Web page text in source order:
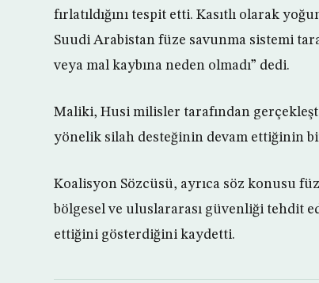
fırlatıldığını tespit etti. Kasıtlı olarak
Suudi Arabistan füze savunma sistemi
veya mal kaybına neden olmadı” dedi.
Maliki, Husi milisler tarafından
yönelik silah desteğinin devam ettiğinin
Koalisyon Sözcüsü, ayrıca söz konusu
bölgesel ve uluslararası güvenliği tehdit
ettiğini gösterdiğini kaydetti.